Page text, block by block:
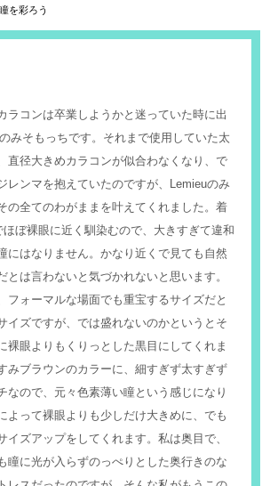
を彩ろう
ラコンは卒業しようかと迷っていた時に出
みそもっちです。それまで使用していた太
直径大きめカラコンが似合わなくなり、で
レンマを抱えていたのですが、Lemieuのみ
の全てのわがままを叶えてくれました。着
ぼ裸眼に近く馴染むので、大きすぎて違和
にはなりません。かなり近くで見ても自然
とは言わないと気づかれないと思います。
フォーマルな場面でも重宝するサイズだと
イズですが、では盛れないのかというとそ
裸眼よりもくりっとした黒目にしてくれま
みブラウンのカラーに、細すぎず太すぎず
なので、元々色素薄い瞳という感じになり
よって裸眼よりも少しだけ大きめに、でも
イズアップをしてくれます。私は奥目で、
瞳に光が入らずのっぺりとした奥行きのな